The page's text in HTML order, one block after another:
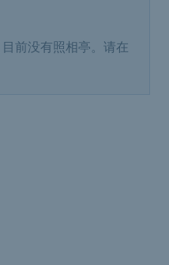
目前没有照相亭。请在